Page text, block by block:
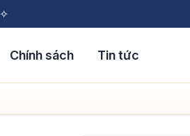
✧
Chính sách Tin tức